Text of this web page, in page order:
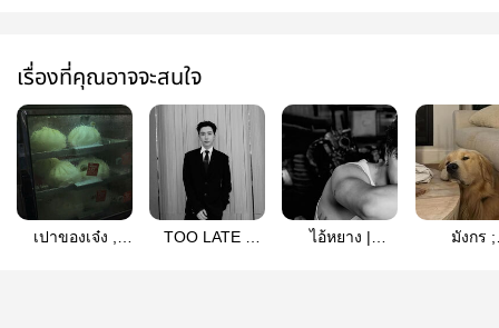
เรื่องที่คุณอาจจะสนใจ
เปาของเจ๋ง ,
TOO LATE -
ไอ้หยาง |
มังกร ;